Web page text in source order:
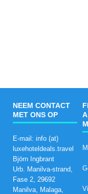
NEEM CONTACT
MET ONS OP
E-mail: info (at)
luxehoteldeals.travel
Björn Ingbrant
Urb. Manilva-strand,
Fase 2, 29692
Manilva, Malaga,